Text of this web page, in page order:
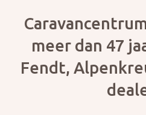
meer dan 47
Fendt,